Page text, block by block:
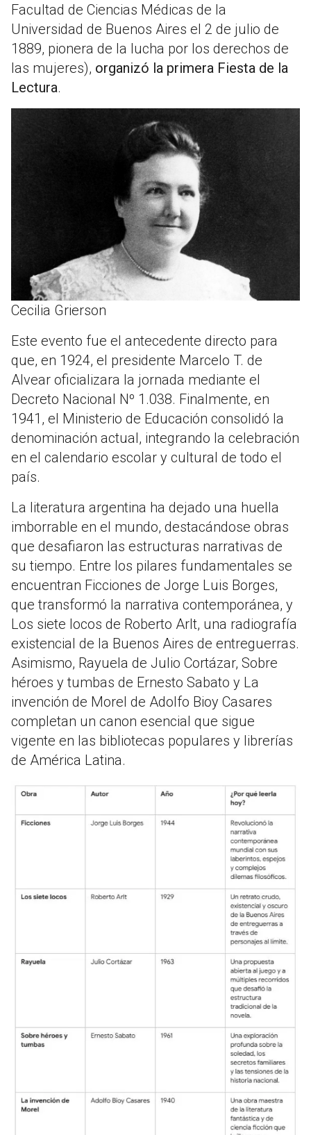
Facultad de Ciencias Médicas de la
Universidad de Buenos Aires el 2 de julio de
1889, pionera de la lucha por los derechos de
las mujeres), organizó la primera Fiesta de la
Lectura.
Cecilia Grierson
Este evento fue el antecedente directo para
que, en 1924, el presidente Marcelo T. de
Alvear oficializara la jornada mediante el
Decreto Nacional Nº 1.038. Finalmente, en
1941, el Ministerio de Educación consolidó la
denominación actual, integrando la celebración
en el calendario escolar y cultural de todo el
país.
La literatura argentina ha dejado una huella
imborrable en el mundo, destacándose obras
que desafiaron las estructuras narrativas de
su tiempo. Entre los pilares fundamentales se
encuentran Ficciones de Jorge Luis Borges,
que transformó la narrativa contemporánea, y
Los siete locos de Roberto Arlt, una radiografía
existencial de la Buenos Aires de entreguerras.
Asimismo, Rayuela de Julio Cortázar, Sobre
héroes y tumbas de Ernesto Sabato y La
invención de Morel de Adolfo Bioy Casares
completan un canon esencial que sigue
vigente en las bibliotecas populares y librerías
de América Latina.